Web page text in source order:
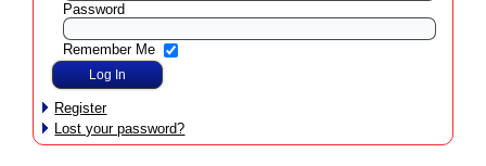
Password
Remember Me
Register
Lost your password?